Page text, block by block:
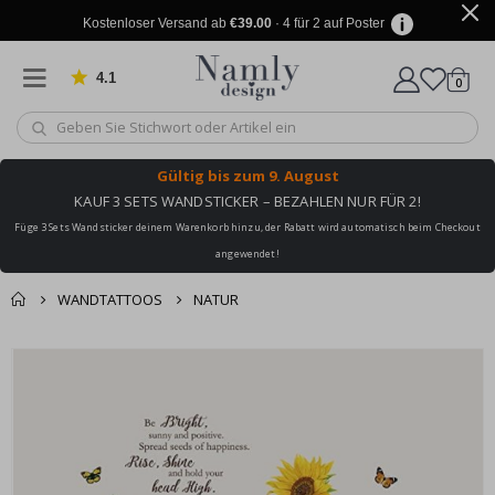
Kostenloser Versand ab €39.00· 4 für 2 auf Poster
4.1 von 1019 Bewertungen
Wagen
0
Gültig bis zum 9. August
KAUF 3 SETS WANDSTICKER – BEZAHLEN NUR FÜR 2!
Füge 3 Sets Wandsticker deinem Warenkorb hinzu, der Rabatt wird automatisch beim Checkout
angewendet!
WANDTATTOOS NATUR